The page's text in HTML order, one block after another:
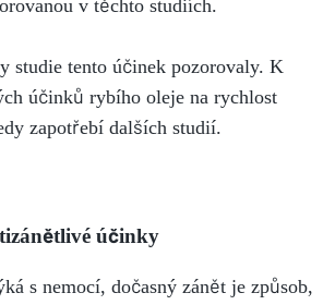
v těchto studiích.
studie tento účinek pozorovaly. K
účinků rybího oleje na rychlost
zapotřebí dalších studií.
účinky
s nemocí, dočasný zánět je způsob,